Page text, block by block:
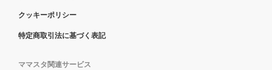
クッキーポリシー
特定商取引法に基づく表記
ママスタ関連サービス